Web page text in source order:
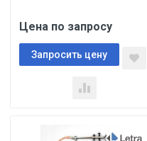
Цена по запросу
Запросить цену